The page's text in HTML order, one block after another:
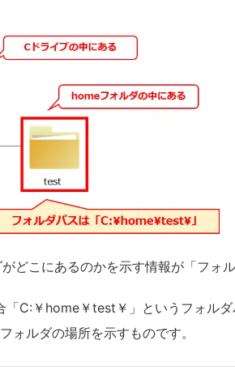
どこにあるのかを示す情報が「フォル
C:￥home￥test￥」というフォル
ォルダの場所を示すものです。